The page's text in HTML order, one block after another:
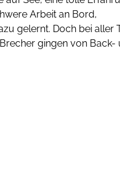
Arbeit an Bord,
gelernt. Doch bei aller
Brecher gingen von Back-